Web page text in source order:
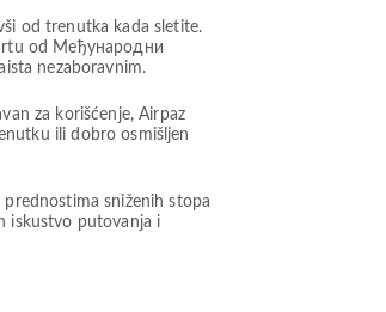
od trenutka kada sletite.
od Међународни
nezaboravnim.
za korišćenje, Airpaz
ili dobro osmišljen
sniženih stopa
iskustvo putovanja i